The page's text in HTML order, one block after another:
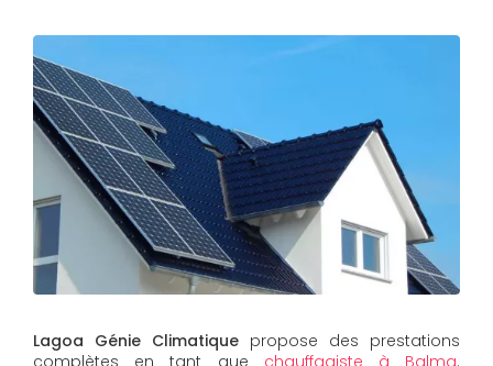
Lagoa Génie Climatique propose des prestations